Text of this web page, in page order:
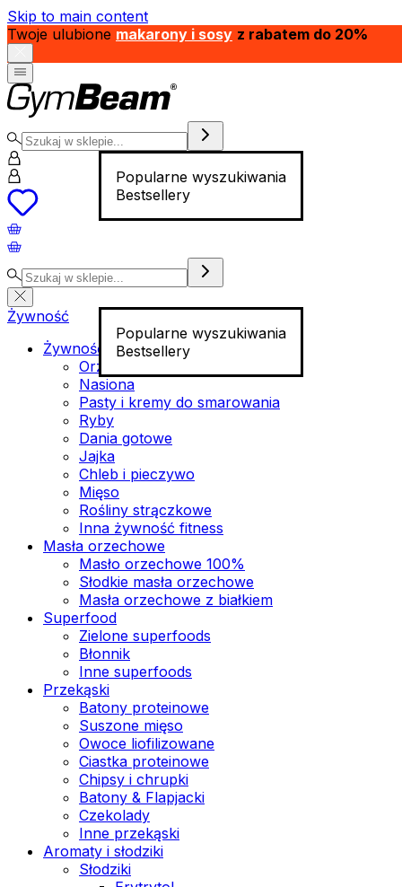
Skip to main content
Twoje ulubione makarony i sosy z rabatem do 20%
Popularne wyszukiwania
Bestsellery
Popularne wyszukiwania
Bestsellery
Żywność
Żywność funkcjonalna
Orzechy
Nasiona
Pasty i kremy do smarowania
Ryby
Dania gotowe
Jajka
Chleb i pieczywo
Mięso
Rośliny strączkowe
Inna żywność fitness
Masła orzechowe
Masło orzechowe 100%
Słodkie masła orzechowe
Masła orzechowe z białkiem
Superfood
Zielone superfoods
Błonnik
Inne superfoods
Przekąski
Batony proteinowe
Suszone mięso
Owoce liofilizowane
Ciastka proteinowe
Chipsy i chrupki
Batony & Flapjacki
Czekolady
Inne przekąski
Aromaty i słodziki
Słodziki